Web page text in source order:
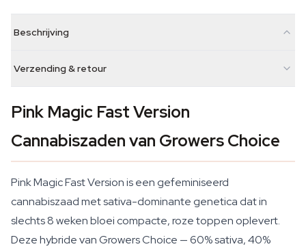
Beschrijving
Verzending & retour
Pink Magic Fast Version
Cannabiszaden van Growers Choice
Pink Magic Fast Version is een gefeminiseerd
cannabiszaad met sativa-dominante genetica dat in
slechts 8 weken bloei compacte, roze toppen oplevert.
Deze hybride van Growers Choice — 60% sativa, 40%